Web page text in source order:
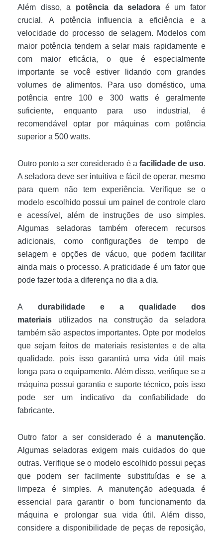
Além disso, a potência da seladora é um fator
crucial. A potência influencia a eficiência e a
velocidade do processo de selagem. Modelos com
maior potência tendem a selar mais rapidamente e
com maior eficácia, o que é especialmente
importante se você estiver lidando com grandes
volumes de alimentos. Para uso doméstico, uma
potência entre 100 e 300 watts é geralmente
suficiente, enquanto para uso industrial, é
recomendável optar por máquinas com potência
superior a 500 watts.
Outro ponto a ser considerado é a facilidade de uso.
A seladora deve ser intuitiva e fácil de operar, mesmo
para quem não tem experiência. Verifique se o
modelo escolhido possui um painel de controle claro
e acessível, além de instruções de uso simples.
Algumas seladoras também oferecem recursos
adicionais, como configurações de tempo de
selagem e opções de vácuo, que podem facilitar
ainda mais o processo. A praticidade é um fator que
pode fazer toda a diferença no dia a dia.
A durabilidade e a qualidade dos
materiais utilizados na construção da seladora
também são aspectos importantes. Opte por modelos
que sejam feitos de materiais resistentes e de alta
qualidade, pois isso garantirá uma vida útil mais
longa para o equipamento. Além disso, verifique se a
máquina possui garantia e suporte técnico, pois isso
pode ser um indicativo da confiabilidade do
fabricante.
Outro fator a ser considerado é a manutenção.
Algumas seladoras exigem mais cuidados do que
outras. Verifique se o modelo escolhido possui peças
que podem ser facilmente substituídas e se a
limpeza é simples. A manutenção adequada é
essencial para garantir o bom funcionamento da
máquina e prolongar sua vida útil. Além disso,
considere a disponibilidade de peças de reposição,